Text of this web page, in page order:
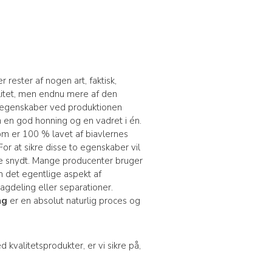
rester af nogen art, faktisk,
men endnu mere af den
ved produktionen
god honning og en vadret i én.
er 100 % lavet af biavlernes
at sikre disse to egenskaber vil
Mange producenter bruger
det egentlige aspekt af
eller separationer.
er en absolut naturlig proces og
kvalitetsprodukter, er vi sikre på,